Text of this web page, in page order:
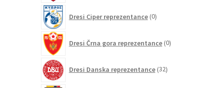
Dresi Ciper reprezentance 0izdelkov
Dresi Črna gora reprezentance 0izdelkov
Dresi Danska reprezentance 32izdelkov